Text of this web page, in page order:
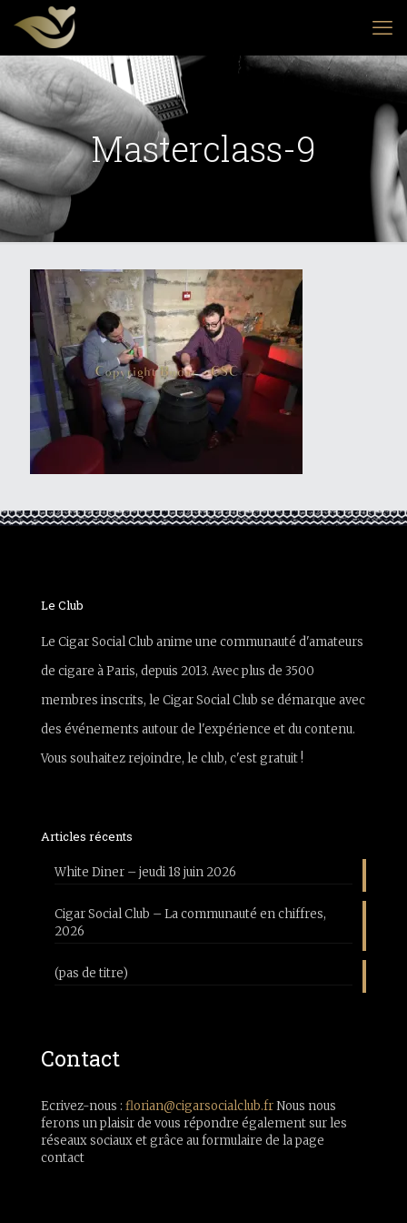
Masterclass-9
Le Club
Le Cigar Social Club anime une communauté d'amateurs
de cigare à Paris, depuis 2013. Avec plus de 3500
membres inscrits, le Cigar Social Club se démarque avec
des événements autour de l'expérience et du contenu.
Vous souhaitez rejoindre, le club, c'est gratuit !
Articles récents
White Diner – jeudi 18 juin 2026
Cigar Social Club – La communauté en chiffres,
2026
(pas de titre)
Contact
Ecrivez-nous : florian@cigarsocialclub.frNous nous
ferons un plaisir de vous répondre également sur les
réseaux sociaux et grâce au formulaire de la page
contact